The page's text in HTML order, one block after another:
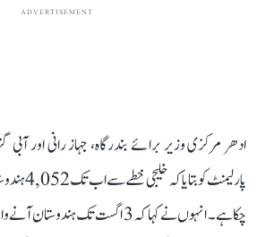
ADVERTISEMENT
ادھر مرکزی وزیر برائے بندرگاہ، جہاز رانی اور
پارلیمنٹ